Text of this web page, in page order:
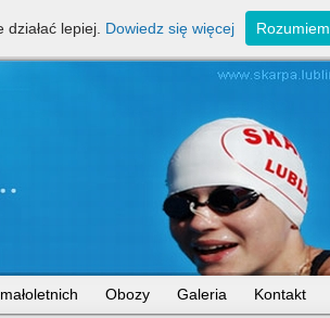
z pływania, piłki nożnej i wspinaczki sportowej
Obozy Galeria Kontakt
lepiej. Dowiedz się więcej Rozumiem